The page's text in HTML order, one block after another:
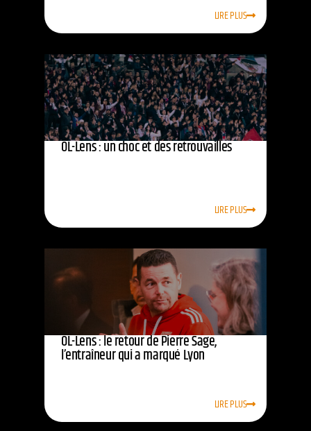
LIRE PLUS
OL-Lens : un choc et des retrouvailles
LIRE PLUS
OL-Lens : le retour de Pierre Sage,
l’entraîneur qui a marqué Lyon
LIRE PLUS